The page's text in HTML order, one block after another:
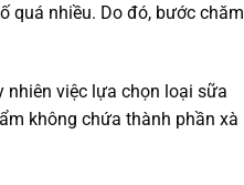
quá nhiều. Do đó, bước chăm
nhiên việc lựa chọn loại sữa
không chứa thành phần xà